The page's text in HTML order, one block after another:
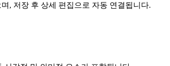
, 저장 후 상세 편집으로 자동 연결됩니다.